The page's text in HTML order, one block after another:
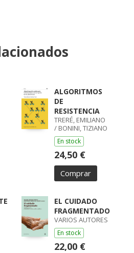
ALGORITMOS
DE
RESISTENCIA
TRERÉ, EMILIANO
/ BONINI, TIZIANO
En stock
24,50 €
Comprar
EL CUIDADO
FRAGMENTADO
VARIOS AUTORES
En stock
22,00 €